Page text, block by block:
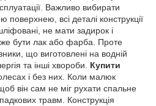
Важливо вибирати
всі деталі конструкції
не мати задирок і
бути лак або фарба. Проте
що виготовлені на водній
та інші хвороби. Купити
і без них. Коли малюк
він сам не міг рухати спальне
травм. Конструкція